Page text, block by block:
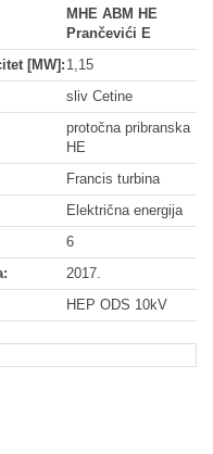
MHE ABM HE
Prančevići E
[MW]: 1,15
sliv Cetine
protočna pribranska
HE
Francis turbina
Električna energija
6
2017.
HEP ODS 10kV